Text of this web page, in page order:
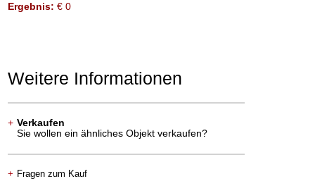
Ergebnis: € 0
Weitere Informationen
+ Verkaufen
Sie wollen ein ähnliches Objekt verkaufen?
+ Fragen zum Kauf